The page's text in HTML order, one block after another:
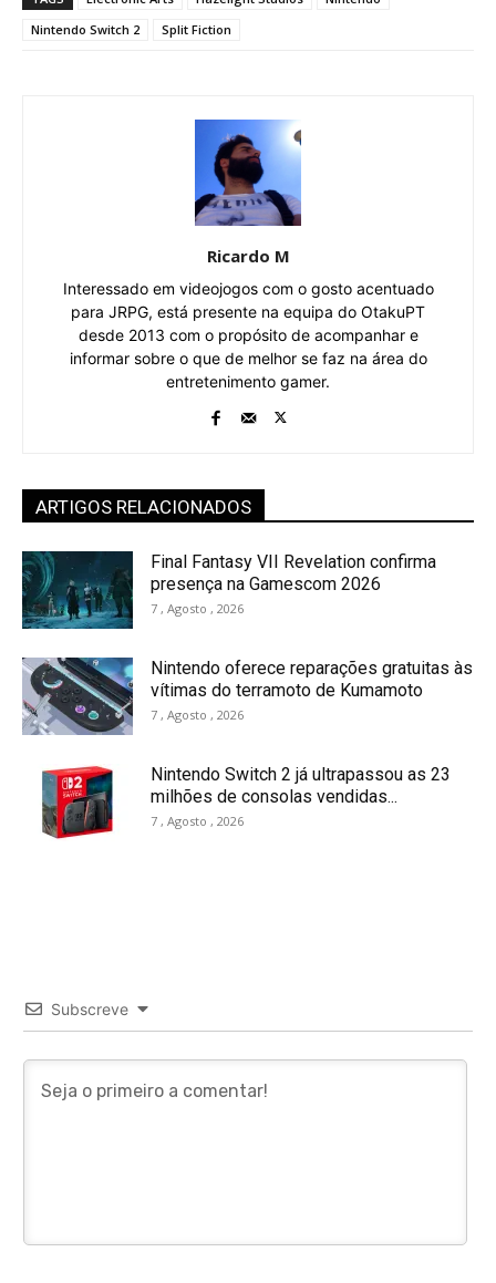
Nintendo Switch 2
Split Fiction
Ricardo M
Interessado em videojogos com o gosto acentuado
para JRPG, está presente na equipa do OtakuPT
desde 2013 com o propósito de acompanhar e
informar sobre o que de melhor se faz na área do
entretenimento gamer.
ARTIGOS RELACIONADOS
Final Fantasy VII Revelation confirma
presença na Gamescom 2026
7 , Agosto , 2026
Nintendo oferece reparações gratuitas às
vítimas do terramoto de Kumamoto
7 , Agosto , 2026
Nintendo Switch 2 já ultrapassou as 23
milhões de consolas vendidas...
7 , Agosto , 2026
Subscreve